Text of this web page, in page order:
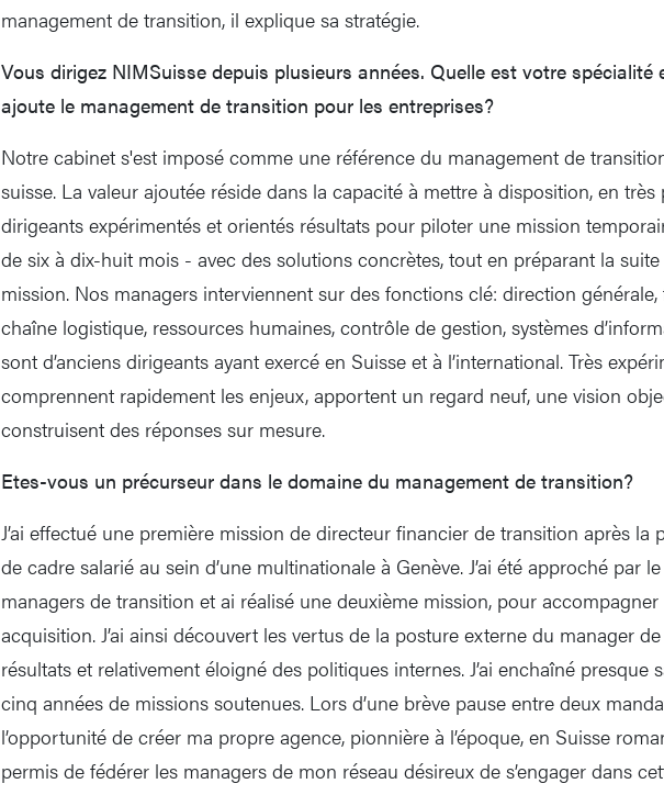
management de transition, il explique sa stratégie.
Vous dirigez NIMSuisse depuis plusieurs années. Quelle est votre spécialité
ajoute le management de transition pour les entreprises?
Notre cabinet s'est imposé comme une référence du management de
suisse. La valeur ajoutée réside dans la capacité à mettre à disposition, en très
dirigeants expérimentés et orientés résultats pour piloter une mission
de six à dix-huit mois - avec des solutions concrètes, tout en préparant la
mission. Nos managers interviennent sur des fonctions clé: direction générale,
chaîne logistique, ressources humaines, contrôle de gestion, systèmes
sont d’anciens dirigeants ayant exercé en Suisse et à l’international. Très
comprennent rapidement les enjeux, apportent un regard neuf, une vision
construisent des réponses sur mesure.
Etes-vous un précurseur dans le domaine du management de transition?
J’ai effectué une première mission de directeur financier de transition après la
de cadre salarié au sein d’une multinationale à Genève. J’ai été approché par
managers de transition et ai réalisé une deuxième mission, pour accompagner
acquisition. J’ai ainsi découvert les vertus de la posture externe du manager
résultats et relativement éloigné des politiques internes. J’ai enchaîné presque
cinq années de missions soutenues. Lors d’une brève pause entre deux
l’opportunité de créer ma propre agence, pionnière à l’époque, en Suisse
permis de fédérer les managers de mon réseau désireux de s’engager dans